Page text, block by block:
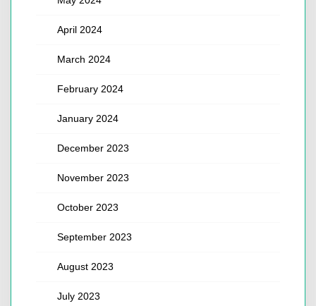
April 2024
March 2024
February 2024
January 2024
December 2023
November 2023
October 2023
September 2023
August 2023
July 2023